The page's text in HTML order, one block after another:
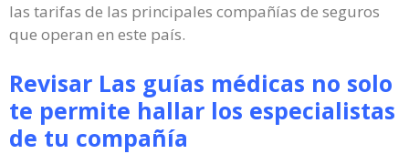
las tarifas de las principales compañías de seguros
que operan en este país.
Revisar Las guías médicas no solo
te permite hallar los especialistas
de tu compañía